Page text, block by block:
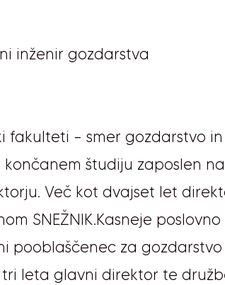
inženir gozdarstva
fakulteti – smer gozdarstvo
študiju zaposlen
Več kot dvajset let
SNEŽNIK.Kasneje
pooblaščenec za
leta glavni direktor te